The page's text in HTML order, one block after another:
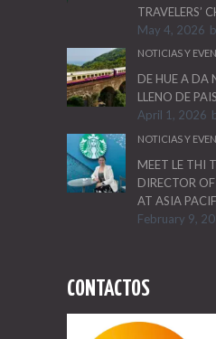
TRAVELERS’
May 4, 2026
NOTICIAS Y
DE HUE A DA
LLENO DE
April 1, 2026
NOTICIAS Y
MEET LE THI
DIRECTOR
AT ASIA
February 9,
CONTACTOS